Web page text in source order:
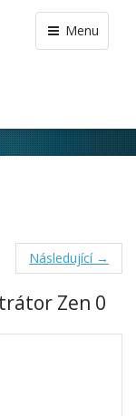
Menu
Následující →
Zen 0